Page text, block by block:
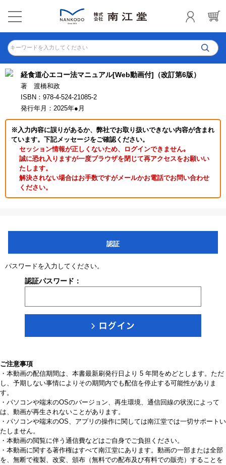
キーワードを入力してください
経食道心エコー法マニュアル[Web動画付]（改訂第6版）
著 渡橋和政
ISBN：978-4-524-21085-2
発行年月：2025年●月
※入力内容に誤りがあるか、弊社でお取り扱いできない内容が含まれ
ています。下記メッセージをご確認ください。
セッション情報が正しくないため、ログインできません｡
誠に恐れ入りますが一度ブラウザを閉じて再アクセスをお願いい
たします。
解決されない場合はお手数ですがメールかお電話でお問い合わせ
ください。
認証
パスワードを入力してください。
認証パスワード：
ご注意事項
・本動画の配信期間は、本書最新刷発行日より 5 年間をめどとします。ただ
し、予期しない事情によりその期間内でも配信を停止する可能性がありま
す。
・パソコンや端末のOSのバージョン、再生環境、通信回線の状況によって
は、動画が再生されないことがあります。
・パソコンや端末のOS、アプリの操作に関しては南江堂では一切サポートい
たしません。
・本動画の閲覧に伴う通信費などはご自身でご負担ください。
・本動画に関する著作権はすべて南江堂にあります。動画の一部または全部
を、無断で複製、改変、頒布（無料での配布及び有料での販売）することを